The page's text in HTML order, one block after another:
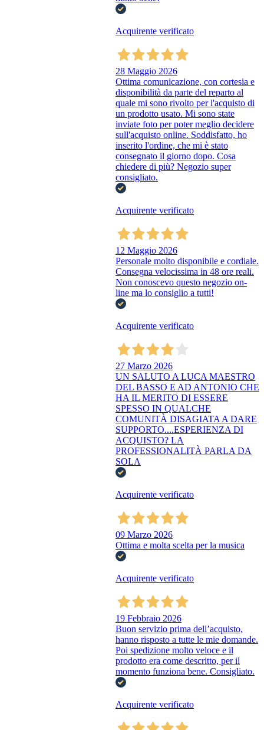
Acquirente verificato
28 Maggio 2026
Ottima comunicazione, con cortesia e
disponibilità da parte del reparto al
quale mi sono rivolto per l'acquisto di
un prodotto usato. Mi sono state
inviate foto per poter meglio decidere
sull'acquisto online. Soddisfatto, ho
inserito l'ordine, che mi è stato
consegnato il giorno dopo. Cosa
chiedere di più? Negozio super
consigliato.
Acquirente verificato
12 Maggio 2026
Personale molto disponibile e cordiale.
Consegna velocissima in 48 ore reali.
Non conoscevo questo negozio on-
line ma lo consiglio a tutti!
Acquirente verificato
27 Marzo 2026
UN SALUTO A LUCA MAESTRO
DEL BASSO E AD ANTONIO CHE
HA IL MERITO DI ESSERE
SPESSO IN QUALCHE
COMUNITÀ DISAGIATA A DARE
SUPPORTO....ESPERIENZA DI
ACQUISTO? LA
PROFESSIONALITÀ PARLA DA
SOLA
Acquirente verificato
09 Marzo 2026
Ottima e molta scelta per la musica
Acquirente verificato
19 Febbraio 2026
Buon servizio prima dell’acquisto,
hanno risposto a tutte le mie domande.
Poi spedizione molto veloce e il
prodotto era come descritto, per il
momento funziona bene. Consigliato.
Acquirente verificato